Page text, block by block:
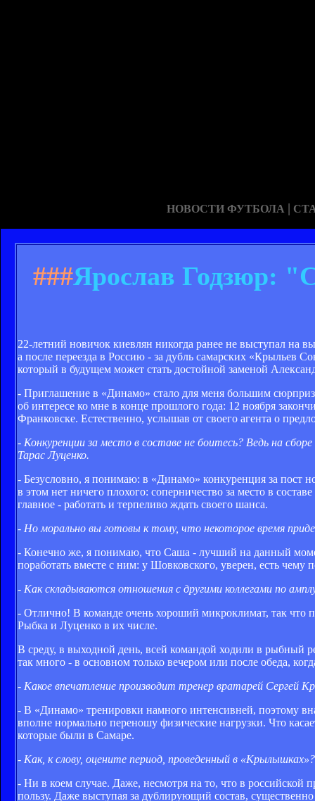
НОВОСТИ ФУТБОЛА |
###Ярослав Годзюр:
22-летний новичок киевлян никогда ранее не выступал на
а после переезда в Россию - за дубль самарских «Крыльев
который в будущем может стать достойной заменой
- Приглашение в «Динамо» стало для меня большим
об интересе ко мне в конце прошлого года: 12 ноября
Франковске. Естественно, услышав от своего агента о
- Конкуренции за место в составе не боитесь? Ведь на
Тарас Луценко.
- Безусловно, я понимаю: в «Динамо» конкуренция за пост
в этом нет ничего плохого: соперничество за место в
главное - работать и терпеливо ждать своего шанса.
- Но морально вы готовы к тому, что некоторое время
- Конечно же, я понимаю, что Саша - лучший на данный
поработать вместе с ним: у Шовковского, уверен, есть чему
- Как складываются отношения с другими коллегами по
- Отлично! В команде очень хороший микроклимат, так
Рыбка и Луценко в их числе.
В среду, в выходной день, всей командой ходили в рыбный
так много - в основном только вечером или после обеда,
- Какое впечатление производит тренер вратарей Сергей
- В «Динамо» тренировки намного интенсивней, поэтому
вполне нормально переношу физические нагрузки. Что
которые были в Самаре.
- Как, к слову, оцените период, проведенный в
- Ни в коем случае. Даже, несмотря на то, что в российской
пользу. Даже выступая за дублирующий состав,